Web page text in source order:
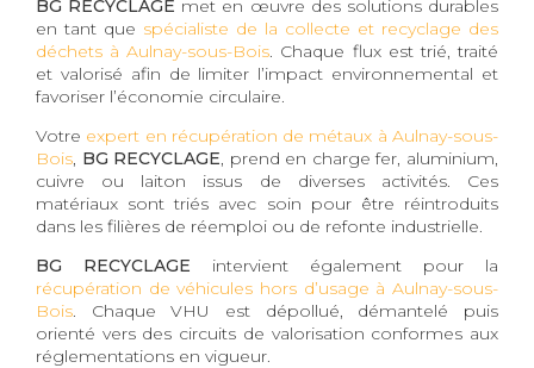
BG RECYCLAGE met en œuvre des solutions durables
en tant que spécialiste de la collecte et recyclage des
déchets à Aulnay-sous-Bois. Chaque flux est trié, traité
et valorisé afin de limiter l’impact environnemental et
favoriser l’économie circulaire.
Votre expert en récupération de métaux à Aulnay-sous-
Bois, BG RECYCLAGE, prend en charge fer, aluminium,
cuivre ou laiton issus de diverses activités. Ces
matériaux sont triés avec soin pour être réintroduits
dans les filières de réemploi ou de refonte industrielle.
BG RECYCLAGE intervient également pour la
récupération de véhicules hors d’usage à Aulnay-sous-
Bois. Chaque VHU est dépollué, démantelé puis
orienté vers des circuits de valorisation conformes aux
réglementations en vigueur.